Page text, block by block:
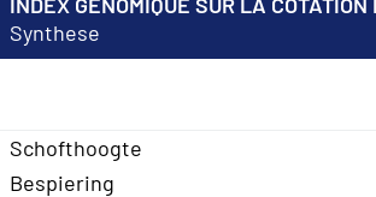
Synthese
Schofthoogte
Bespiering